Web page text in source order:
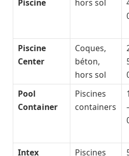
Piscine
hors sol
Piscine
Center
Coques,
béton,
hors sol
Pool
Container
Piscines
containers
Intex
Piscines